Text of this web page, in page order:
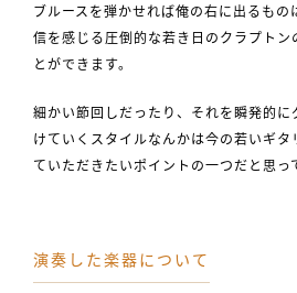
ブルースを弾かせれば俺の右に出るもの
信を感じる圧倒的な若き日のクラプトン
とができます。
細かい節回しだったり、それを瞬発的
けていくスタイルなんかは今の若いギ
ていただきたいポイントの一つだと思っ
演奏した楽器について